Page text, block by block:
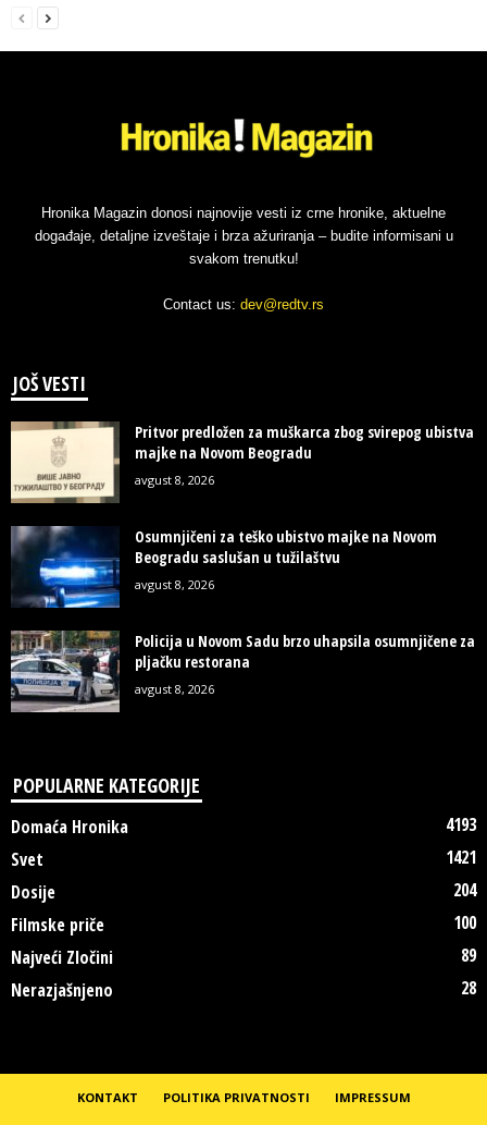
Hronika Magazin donosi najnovije vesti iz crne hronike, aktuelne
događaje, detaljne izveštaje i brza ažuriranja – budite informisani u
svakom trenutku!
Contact us: dev@redtv.rs
JOŠ VESTI
Pritvor predložen za muškarca zbog svirepog ubistva
majke na Novom Beogradu
avgust 8, 2026
Osumnjičeni za teško ubistvo majke na Novom
Beogradu saslušan u tužilaštvu
avgust 8, 2026
Policija u Novom Sadu brzo uhapsila osumnjičene za
pljačku restorana
avgust 8, 2026
POPULARNE KATEGORIJE
Domaća Hronika
4193
Svet
1421
Dosije
204
Filmske priče
100
Najveći Zločini
89
Nerazjašnjeno
28
KONTAKT POLITIKA PRIVATNOSTI
IMPRESSUM